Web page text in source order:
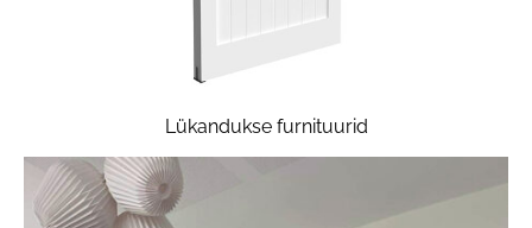
Lükandukse furnituurid